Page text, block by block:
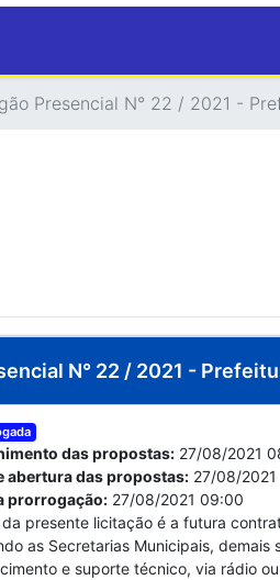
Presencial N° 22 / 2021 -
N° 22 / 2021 -
das propostas: 27/08/2021
abertura das propostas: 27/08/
prorrogação: 27/08/2021 09:00
presente licitação é a futura
as Secretarias Municipais,
e suporte técnico, via rádio